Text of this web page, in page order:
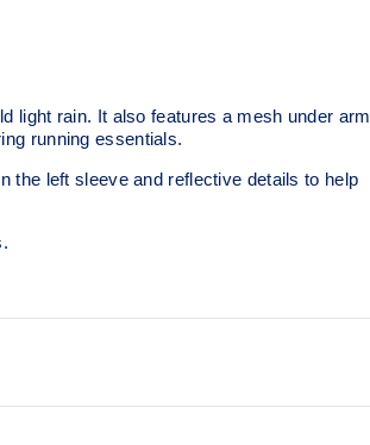
light rain. It also features a mesh under arm
running essentials.
the left sleeve and reflective details to help